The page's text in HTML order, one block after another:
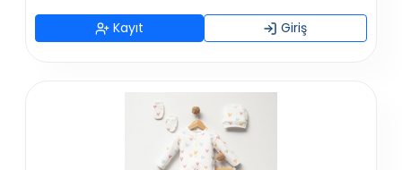
Kayıt Giriş